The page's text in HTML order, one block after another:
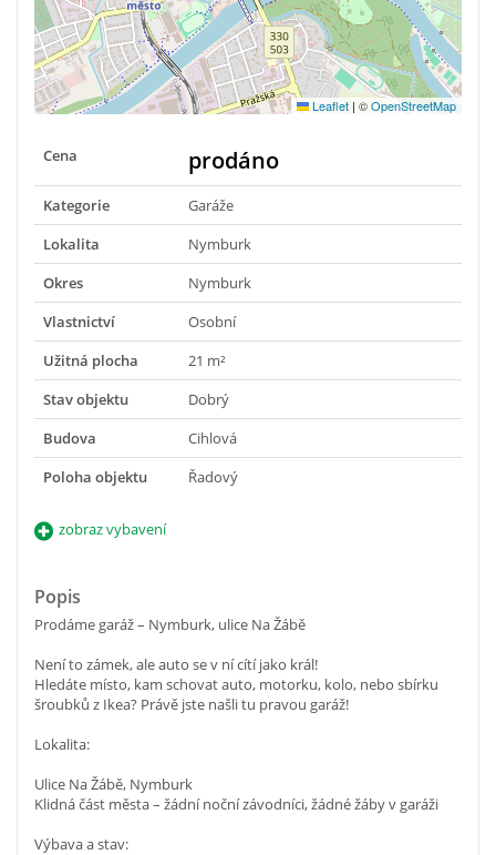
Leaflet | ©OpenStreetMap
Cena prodáno
Kategorie
Garáže
Lokalita
Nymburk
Okres
Nymburk
Vlastnictví
Osobní
Užitná plocha
21 m²
Stav objektu
Dobrý
Budova
Cihlová
Poloha objektu
Řadový
zobraz vybavení
Popis
Prodáme garáž – Nymburk, ulice Na Žábě
Není to zámek, ale auto se v ní cítí jako král!
Hledáte místo, kam schovat auto, motorku, kolo, nebo sbírku
šroubků z Ikea? Právě jste našli tu pravou garáž!
Lokalita:
Ulice Na Žábě, Nymburk
Klidná část města – žádní noční závodníci, žádné žáby v garáži
Výbava a stav: